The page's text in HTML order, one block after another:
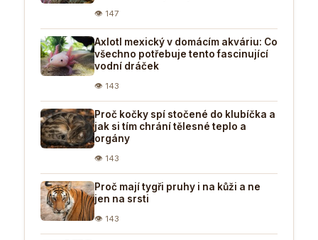
👁 147
Axlotl mexický v domácím akváriu: Co
všechno potřebuje tento fascinující
vodní dráček
👁 143
Proč kočky spí stočené do klubíčka a
jak si tím chrání tělesné teplo a
orgány
👁 143
Proč mají tygři pruhy i na kůži a ne
jen na srsti
👁 143